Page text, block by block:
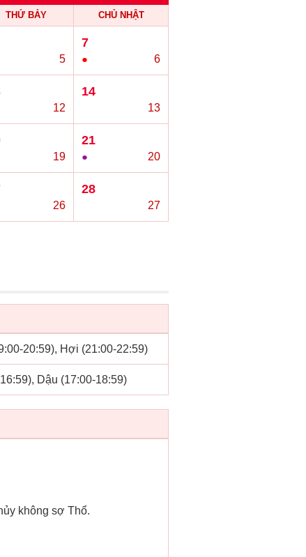
THỨ BẢY CHỦ NHẬT
5
7
● 6
12
14
13
19
21
● 20
26
28
27
20:59), Hợi (21:00-22:59)
Dậu (17:00-18:59)
không sợ Thổ.